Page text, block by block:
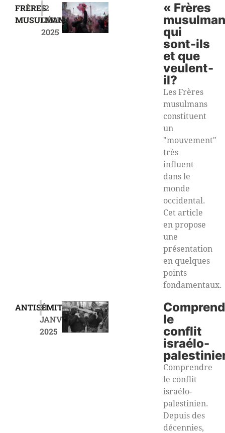
FRÈRES
MUSULMANS
|
12
DÉCEMBRE
2025
« Frères
qui
sont-ils
et que
veulent-
il?
Les Frères
musulmans
constituent
un
"mouvement"
très
influent
dans le
monde
occidental.
Cet article
en propose
une
présentation
en quelques
points
fondamentaux.
ANTISÉMITISME
|31
JANVIER
2025
le
conflit
israélo-
Comprendre
le conflit
israélo-
palestinien.
Depuis des
décennies,